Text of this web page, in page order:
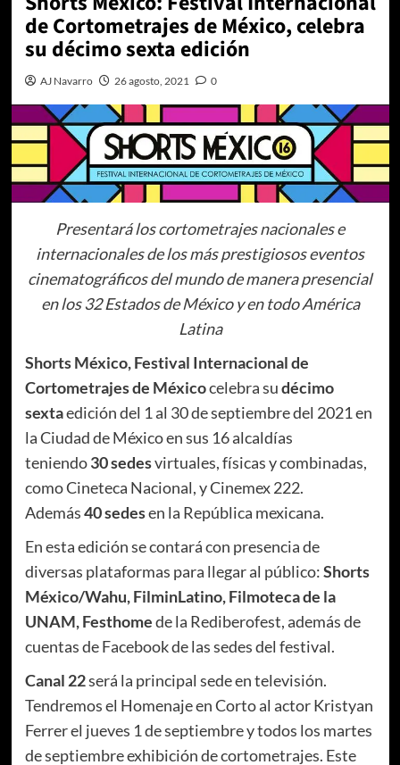
de Cortometrajes de México, celebra
su décimo sexta edición
AJ Navarro 26 agosto, 2021 0
Presentará los cortometrajes nacionales e
internacionales de los más prestigiosos eventos
cinematográficos del mundo de manera presencial
en los 32 Estados de México y en todo América
Latina
Shorts México, Festival Internacional de
Cortometrajes de Méxicocelebra sudécimo
sextaedición del 1 al 30 de septiembre del 2021 en
la Ciudad de México en sus 16 alcaldías
teniendo30 sedesvirtuales, físicas y combinadas,
como Cineteca Nacional, y Cinemex 222.
Además40 sedesen la República mexicana.
En esta edición se contará con presencia de
diversas plataformas para llegar al público:Shorts
México/Wahu, FilminLatino, Filmoteca de la
UNAM, Festhomede la Rediberofest, además de
cuentas de Facebook de las sedes del festival.
Canal 22será la principal sede en televisión.
Tendremos el Homenaje en Corto al actor Kristyan
Ferrer el jueves 1 de septiembre y todos los martes
de septiembre exhibición de cortometrajes. Este